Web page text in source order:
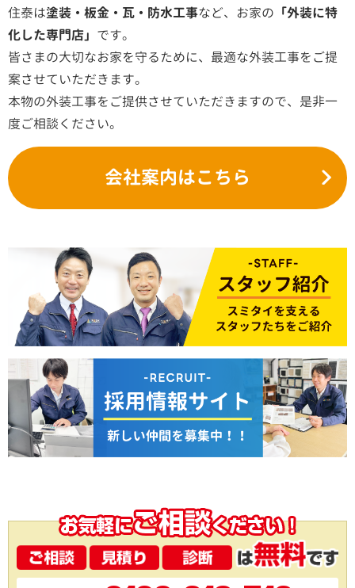
住泰は塗装・板金・瓦・防水工事など、お家の 「外装に特
化した専門店」 です。
皆さまの大切なお家を守るために、最適な外装工事をご提
案させていただきます。
本物の外装工事をご提供させていただきますので、是非一
度ご相談ください。
会社案内はこちら